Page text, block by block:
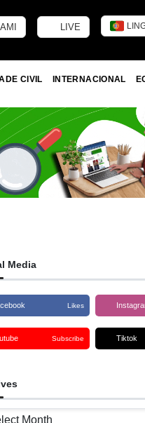
LIVE
CIVIL INTERNACIONAL
Media
Likes
Subscribe Tiktok